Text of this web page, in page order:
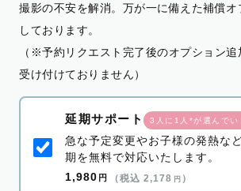
撮影の不安を解消。万が一に備えた補償
しております。
（※予約リクエスト完了後のオプション追
受け付けておりません）
延期サポート 3人に1人*が選んでい
急な予定変更やお子様の発熱な
期を無料で対応いたします。
1,980 円 （税込 2,178 円 ）